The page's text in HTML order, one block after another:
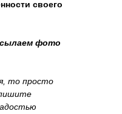
своего
фото
то просто